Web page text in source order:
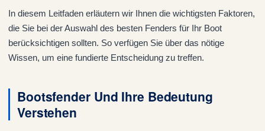
In diesem Leitfaden erläutern wir Ihnen die wichtigsten Faktoren,
die Sie bei der Auswahl des besten Fenders für Ihr Boot
berücksichtigen sollten. So verfügen Sie über das nötige
Wissen, um eine fundierte Entscheidung zu treffen.
Bootsfender Und Ihre Bedeutung
Verstehen